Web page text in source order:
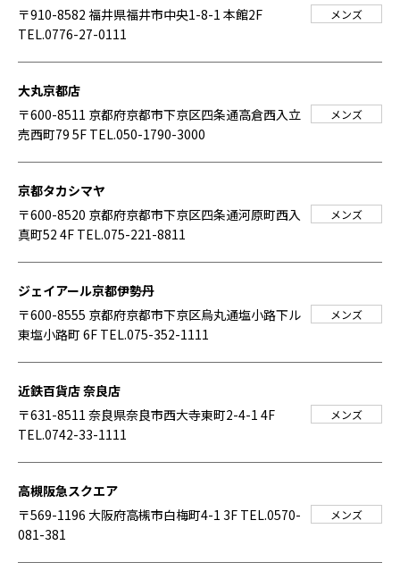
〒910-8582 福井県福井市中央1-8-1 本館2F
TEL.0776-27-0111
メンズ
大丸京都店
〒600-8511 京都府京都市下京区四条通高倉西入立
売西町79 5F TEL.050-1790-3000
メンズ
京都タカシマヤ
〒600-8520 京都府京都市下京区四条通河原町西入
真町52 4F TEL.075-221-8811
メンズ
ジェイアール京都伊勢丹
〒600-8555 京都府京都市下京区烏丸通塩小路下ル
東塩小路町 6F TEL.075-352-1111
メンズ
近鉄百貨店 奈良店
〒631-8511 奈良県奈良市西大寺東町2-4-1 4F
TEL.0742-33-1111
メンズ
高槻阪急スクエア
〒569-1196 大阪府高槻市白梅町4-1 3F TEL.0570-
081-381
メンズ